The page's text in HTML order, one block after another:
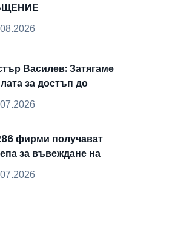
Василев: Затягаме
за достъп до
данни
фирми получават
за въвеждане на
интелект и
технологии